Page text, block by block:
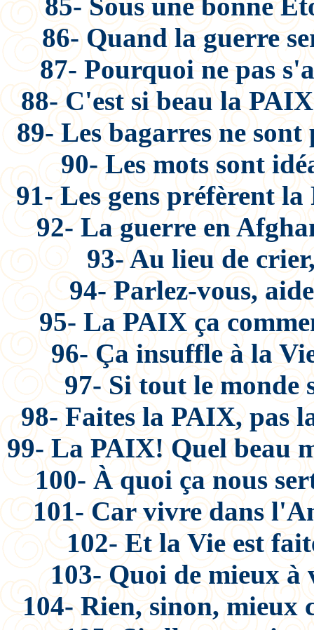
86- Quand la guerre
87- Pourquoi ne pas
88- C'est si beau la
89- Les bagarres ne sont
90- Les mots sont
91- Les gens préfèrent
92- La guerre en
93- Au lieu de
94- Parlez-vous,
95- La PAIX ça
96- Ça insuffle à la
97- Si tout le monde
98- Faites la PAIX, pas
99- La PAIX! Quel beau
100- À quoi ça nous
101- Car vivre dans
102- Et la Vie est
103- Quoi de mieux
104- Rien, sinon, mieux